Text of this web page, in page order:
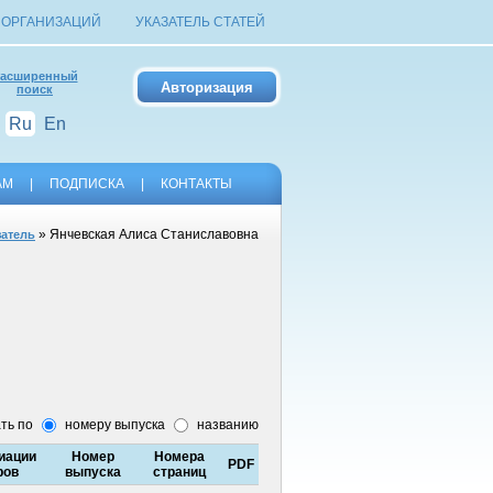
УКАЗАТЕЛЬ СТАТЕЙ
поиск
Ru En
ПОДПИСКА КОНТАКТЫ
» Янчевская Алиса Станиславовна
по
номеру выпуска названию
Номер
выпуска
Номера
страниц
PDF